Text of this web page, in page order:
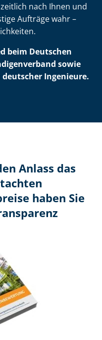
nach Ihnen und
Aufträge wahr –
beim Deutschen
sowie
Ingenieure.
Anlass das
haben Sie